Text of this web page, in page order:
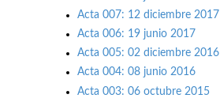
Acta 007: 12 diciembre 2017
Acta 006: 19 junio 2017
Acta 005: 02 diciembre 2016
Acta 004: 08 junio 2016
Acta 003: 06 octubre 2015